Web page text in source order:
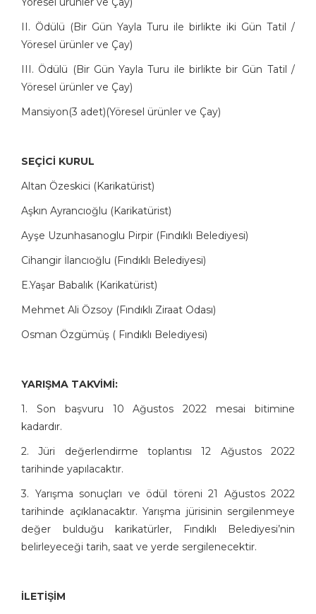
II. Ödülü (Bir Gün Yayla Turu ile birlikte iki Gün Tatil /
Yöresel ürünler ve Çay)
III. Ödülü (Bir Gün Yayla Turu ile birlikte bir Gün Tatil /
Yöresel ürünler ve Çay)
Mansiyon(3 adet)(Yöresel ürünler ve Çay)
SEÇİCİ KURUL
Altan Özeskici (Karikatürist)
Aşkın Ayrancıoğlu (Karikatürist)
Ayşe Uzunhasanoglu Pirpir (Fındıklı Belediyesi)
Cihangir İlancıoğlu (Fındıklı Belediyesi)
E.Yaşar Babalık (Karikatürist)
Mehmet Ali Özsoy (Fındıklı Ziraat Odası)
Osman Özgümüş ( Fındıklı Belediyesi)
YARIŞMA TAKVİMİ:
1. Son başvuru 10 Ağustos 2022 mesai bitimine
kadardır.
2. Jüri değerlendirme toplantısı 12 Ağustos 2022
tarihinde yapılacaktır.
3. Yarışma sonuçları ve ödül töreni 21 Ağustos 2022
tarihinde açıklanacaktır. Yarışma jürisinin sergilenmeye
değer bulduğu karikatürler, Fındıklı Belediyesi’nin
belirleyeceği tarih, saat ve yerde sergilenecektir.
İLETİŞİM